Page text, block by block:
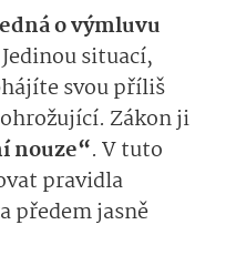
o výmluvu
situací,
svou příliš
Zákon ji
nouze“. V tuto
pravidla
předem jasně